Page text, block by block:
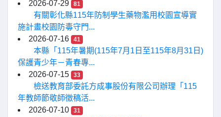
2026-07-29 81
有關彰化縣115年防制學生藥物濫用校園宣導實
施計畫校園防毒守門...
2026-07-16
41
本縣「115年暑期(115年7月1日至115年8月31日)
保護青少年－青春專...
2026-07-15
33
檢送教育部委託方成事股份有限公司辦理「115
年教師節敬師徵稿活...
2026-07-10
31